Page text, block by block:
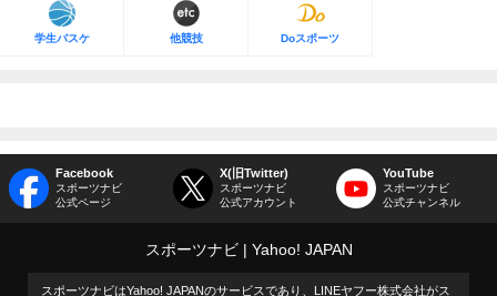
学生バスケ 他競技 Doスポーツ
Facebook
スポーツナビ
公式ページ
X(旧Twitter)
スポーツナビ
公式アカウント
YouTube
スポーツナビ
公式チャンネル
スポーツナビ Yahoo! JAPAN
スポーツナビはYahoo! JAPANのサービスであり、LINEヤフー株式会社がス